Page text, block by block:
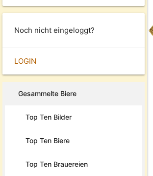
Noch nicht eingeloggt?
LOGIN
Gesammelte Biere
Top Ten Bilder
Top Ten Biere
Top Ten Brauereien